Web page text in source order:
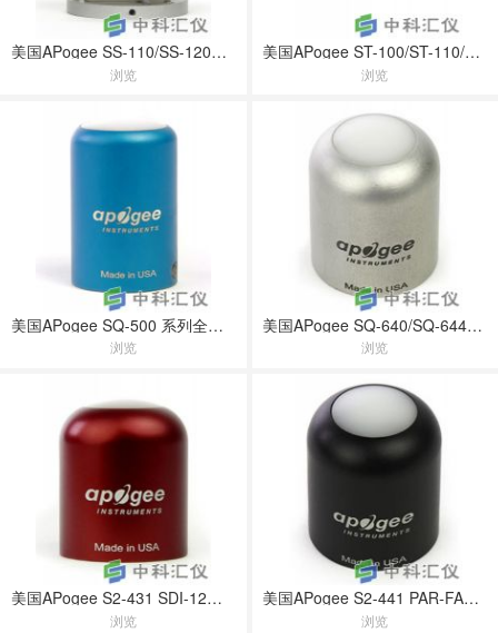
美国APogee SS-110/SS-120光谱辐射仪
浏览
美国APogee ST-100/ST-110/ST-200温度传感器
浏览
美国APogee SQ-500 系列全光谱量子传感器
浏览
美国APogee SQ-640/SQ-644量子光污染辐射传感器
浏览
美国APogee S2-431 SDI-12红光/远红光传感器
浏览
美国APogee S2-441 PAR-FAR传感器
浏览